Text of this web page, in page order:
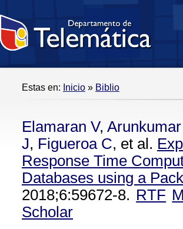
Estas en: Inicio » Biblio
Elamaran V,
J, Figueroa C, et al.
Response Time
Databases using a
2018;6:59672-8. RTF
Scholar